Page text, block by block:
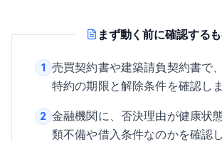
まず動く前に確認する
1 売買契約書や建築請負契約書で
特約の期限と解除条件を確認しま
2 金融機関に、否決理由が健康状
類不備や借入条件なのかを確認し